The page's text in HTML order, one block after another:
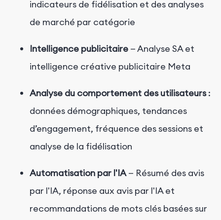
indicateurs de fidélisation et des analyses
de marché par catégorie
Intelligence publicitaire —Analyse SA et
intelligence créative publicitaire Meta
Analyse du comportement des utilisateurs:
données démographiques, tendances
d’engagement, fréquence des sessions et
analyse de la fidélisation
Automatisation par l'IA— Résumé des avis
par l'IA, réponse aux avis par l'IA et
recommandations de mots clés basées sur